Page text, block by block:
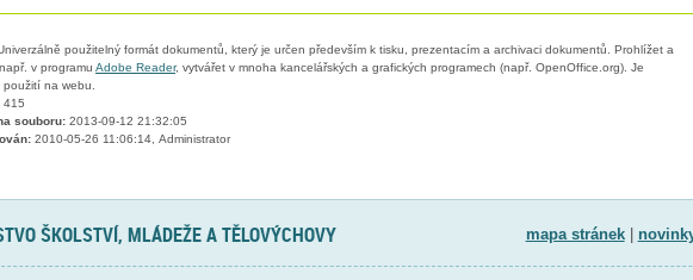
použitelný formát dokumentů, který je určen především k tisku, prezentacím a archivaci dokumentů. Prohlížet a
v programu Adobe Reader, vytvářet v mnoha kancelářských a grafických programech (např. OpenOffice.org). Je
na webu.
415
souboru: 2013-09-12 21:32:05
2010-05-26 11:06:14, Administrator
ŠKOLSTVÍ, MLÁDEŽE A TĚLOVÝCHOVY mapa stránek|